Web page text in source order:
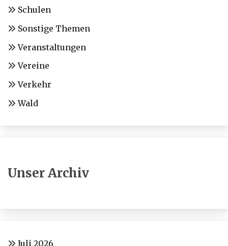
Schulen
Sonstige Themen
Veranstaltungen
Vereine
Verkehr
Wald
Unser Archiv
Juli 2026